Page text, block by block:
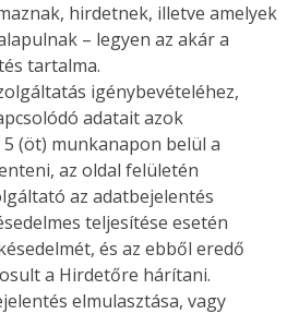
hirdetnek, illetve amelyek
– legyen az akár a
tartalma.
igénybevételéhez,
adatait azok
(öt) munkanapon belül a
az oldal felületén
az adatbejelentés
teljesítése esetén
és az ebből eredő
a Hirdetőre hárítani.
elmulasztása, vagy